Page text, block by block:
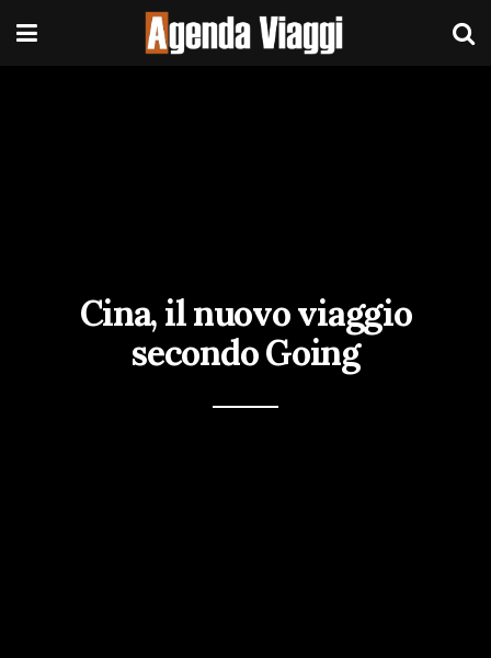
Cina, il nuovo viaggio
secondo Going